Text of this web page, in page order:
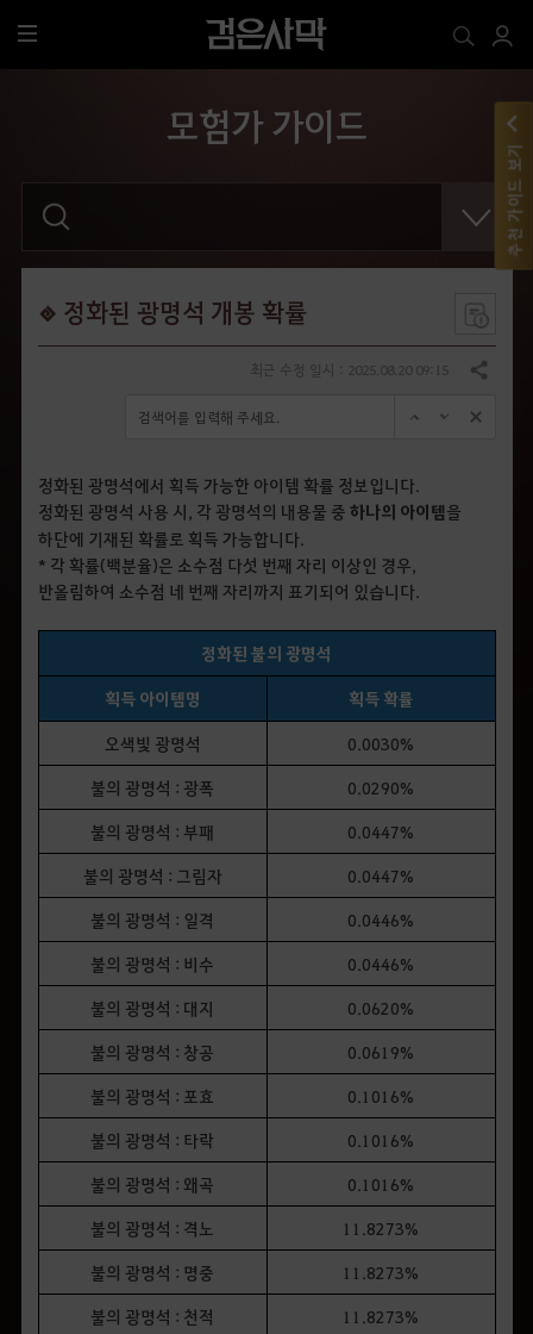
전
모험가 가이드
를
입
정화된 광명석 개봉 확률
공유하기
정화된 광명석에서 획득 가능한 아이템 확률 정보입니다.
정화된 광명석 사용 시, 각 광명석의 내용물 중 하나의 아이템을
하단에 기재된 확률로 획득 가능합니다.
* 각 확률(백분율)은 소수점 다섯 번째 자리 이상인 경우,
반올림하여 소수점 네 번째 자리까지 표기되어 있습니다.
정화된 불의 광명석
획득 아이템명
획득 확률
오색빛 광명석 0.0030%
불의 광명석 : 광폭 0.0290%
불의 광명석 : 부패 0.0447%
불의 광명석 : 그림자 0.0447%
불의 광명석 : 일격 0.0446%
불의 광명석 : 비수 0.0446%
불의 광명석 : 대지 0.0620%
불의 광명석 : 창공 0.0619%
불의 광명석 : 포효 0.1016%
불의 광명석 : 타락 0.1016%
불의 광명석 : 왜곡 0.1016%
불의 광명석 : 격노 11.8273%
불의 광명석 : 명중 11.8273%
불의 광명석 : 천적 11.8273%
추천 가이드 보기